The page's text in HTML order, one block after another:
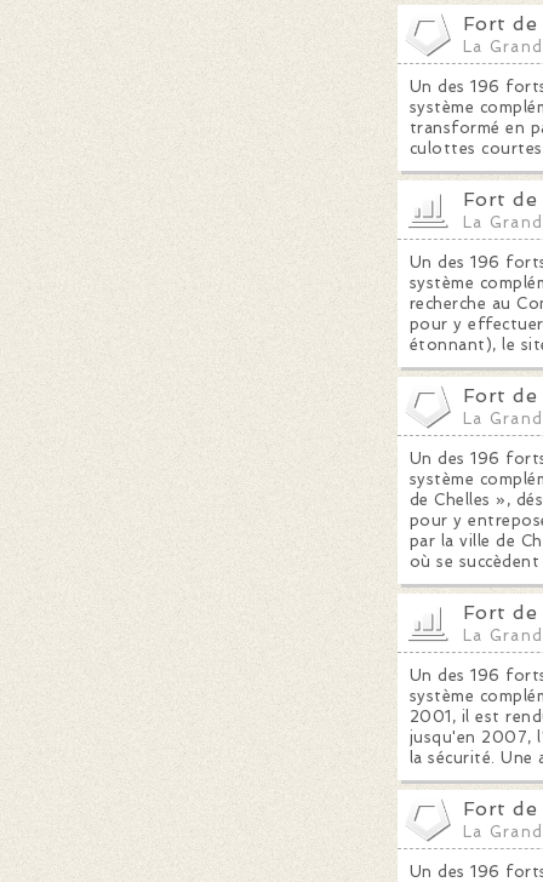
Fort de
La
Un des 196
système
transformé en
culottes
Fort de
La
Un des 196
système
recherche au
pour y effectuer
étonnant), le
Fort de
La
Un des 196
système
de Chelles »,
pour y
par la ville de
où se
Fort de
La
Un des 196
système
2001, il est
jusqu'en 2007,
la sécurité. Une
Fort de
La
Un des 196